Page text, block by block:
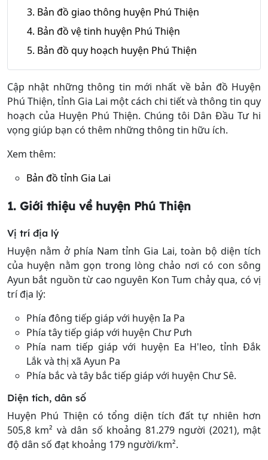
3. Bản đồ giao thông huyện Phú Thiện
4. Bản đồ vệ tinh huyện Phú Thiện
5. Bản đồ quy hoạch huyện Phú Thiện
Cập nhật những thông tin mới nhất về bản đồ Huyện
Phú Thiện, tỉnh Gia Lai một cách chi tiết và thông tin quy
hoạch của Huyện Phú Thiện. Chúng tôi Dân Đầu Tư hi
vọng giúp bạn có thêm những thông tin hữu ích.
Xem thêm:
Bản đồ tỉnh Gia Lai
1. Giới thiệu về huyện Phú Thiện
Vị trí địa lý
Huyện nằm ở phía Nam tỉnh Gia Lai, toàn bộ diện tích
của huyện nằm gọn trong lòng chảo nơi có con sông
Ayun bắt nguồn từ cao nguyên Kon Tum chảy qua, có vị
trí địa lý:
Phía đông tiếp giáp với huyện Ia Pa
Phía tây tiếp giáp với huyện Chư Pưh
Phía nam tiếp giáp với huyện Ea H'leo, tỉnh Đắk
Lắk và thị xã Ayun Pa
Phía bắc và tây bắc tiếp giáp với huyện Chư Sê.
Diện tích, dân số
Huyện Phú Thiện có tổng diện tích đất tự nhiên hơn
505,8 km² và dân số khoảng 81.279 người (2021), mật
độ dân số đạt khoảng 179 người/km².